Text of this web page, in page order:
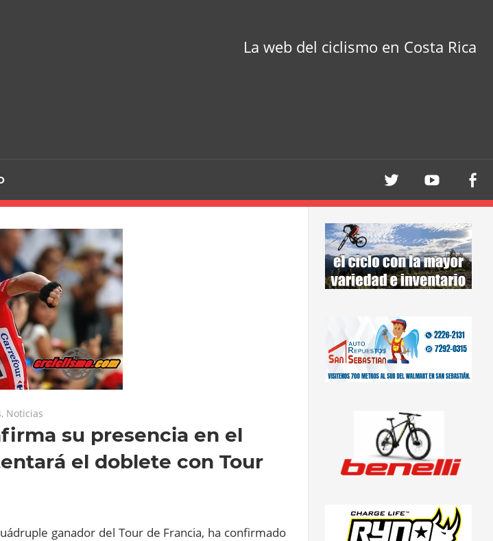
La web del ciclismo en Costa Rica
, Noticias
su presencia en el
el doblete con Tour
ganador del Tour de Francia, ha confirmado